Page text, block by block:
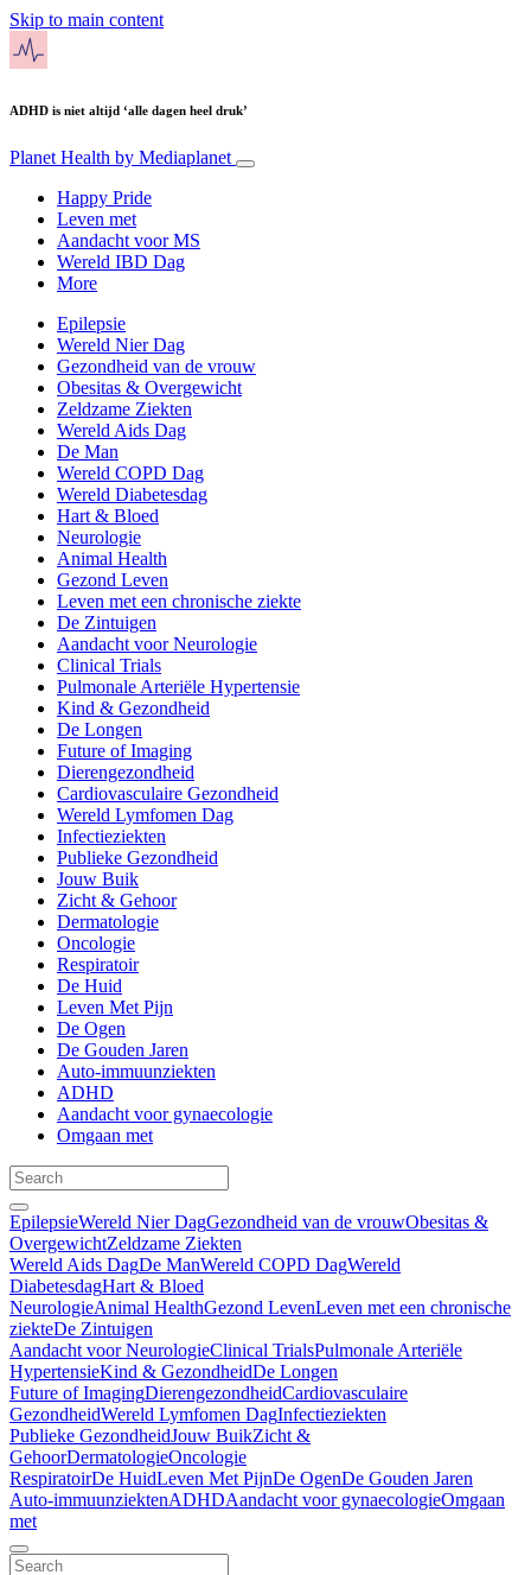
Skip to main content
ADHD is niet altijd ‘alle dagen heel druk’
Planet Health by Mediaplanet
Happy Pride
Leven met
Aandacht voor MS
Wereld IBD Dag
More
Epilepsie
Wereld Nier Dag
Gezondheid van de vrouw
Obesitas & Overgewicht
Zeldzame Ziekten
Wereld Aids Dag
De Man
Wereld COPD Dag
Wereld Diabetesdag
Hart & Bloed
Neurologie
Animal Health
Gezond Leven
Leven met een chronische ziekte
De Zintuigen
Aandacht voor Neurologie
Clinical Trials
Pulmonale Arteriële Hypertensie
Kind & Gezondheid
De Longen
Future of Imaging
Dierengezondheid
Cardiovasculaire Gezondheid
Wereld Lymfomen Dag
Infectieziekten
Publieke Gezondheid
Jouw Buik
Zicht & Gehoor
Dermatologie
Oncologie
Respiratoir
De Huid
Leven Met Pijn
De Ogen
De Gouden Jaren
Auto-immuunziekten
ADHD
Aandacht voor gynaecologie
Omgaan met
EpilepsieWereld Nier DagGezondheid van de vrouwObesitas &
OvergewichtZeldzame Ziekten
Wereld Aids DagDe ManWereld COPD DagWereld
DiabetesdagHart & Bloed
NeurologieAnimal HealthGezond LevenLeven met een chronische
ziekteDe Zintuigen
Aandacht voor NeurologieClinical TrialsPulmonale Arteriële
HypertensieKind & GezondheidDe Longen
Future of ImagingDierengezondheidCardiovasculaire
GezondheidWereld Lymfomen DagInfectieziekten
Publieke GezondheidJouw BuikZicht &
GehoorDermatologieOncologie
RespiratoirDe HuidLeven Met PijnDe OgenDe Gouden Jaren
Auto-immuunziektenADHDAandacht voor gynaecologieOmgaan
met